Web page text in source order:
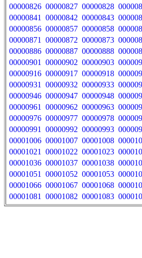
00000826 00000827 00000828
00000841
00000842 00000843
00000856 00000857 00000858
00000871
00000872 00000873
00000886 00000887 00000888
00000901
00000902 00000903
00000916 00000917 00000918
00000931
00000932 00000933
00000946 00000947 00000948
00000961
00000962 00000963
00000976 00000977 00000978
00000991
00000992 00000993
00001006 00001007 00001008
00001021
00001022 00001023
00001036 00001037 00001038
00001051
00001052 00001053
00001066 00001067 00001068
00001081
00001082 00001083